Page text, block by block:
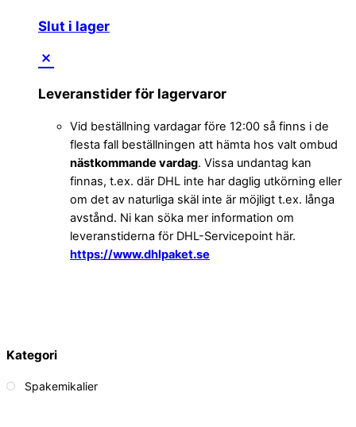
Slut i lager
Leveranstider för lagervaror
Vid beställning vardagar före 12:00 så finns i de
flesta fall beställningen att hämta hos valt ombud
nästkommande vardag. Vissa undantag kan
finnas, t.ex. där DHL inte har daglig utkörning eller
om det av naturliga skäl inte är möjligt t.ex. långa
avstånd. Ni kan söka mer information om
leveranstiderna för DHL-Servicepoint här.
https://www.dhlpaket.se
Kategori
Spakemikalier